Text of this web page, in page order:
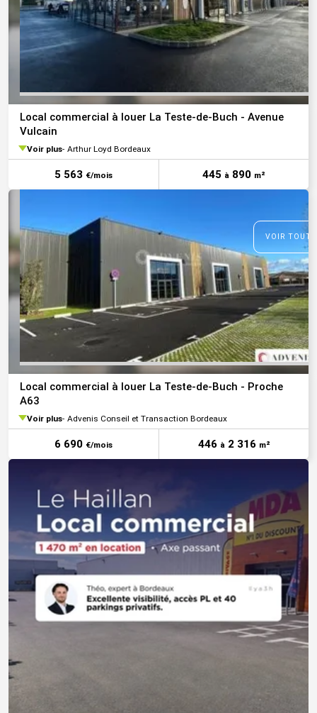
Local commercial à louer La Teste-de-Buch - Avenue
Vulcain
Voir plus Arthur Loyd Bordeaux
5 563 €/mois 445 à 890 m²
VOIR
Local commercial à louer La Teste-de-Buch - Proche
A63
Voir plus Advenis Conseil et Transaction Bordeaux
6 690 €/mois 446 à2 316 m²